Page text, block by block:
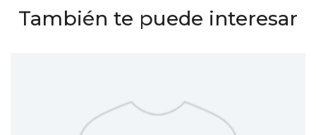
También te puede interesar